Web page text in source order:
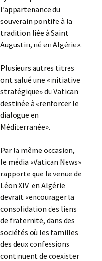
l’appartenance du
souverain pontife à la
tradition liée à Saint
Augustin, né en Algérie».
Plusieurs autres titres
ont salué une «initiative
stratégique» du Vatican
destinée à «renforcer le
dialogue en
Méditerranée».
Par la même occasion,
le média «Vatican News»
rapporte que la venue de
Léon XIV en Algérie
devrait «encourager la
consolidation des liens
de fraternité, dans des
sociétés où les familles
des deux confessions
continuent de coexister